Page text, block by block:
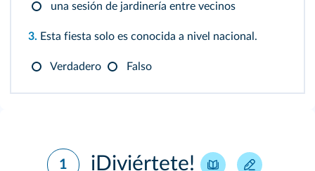
una sesión de jardinería entre vecinos
3. Esta fiesta solo es conocida a nivel nacional.
Verdadero Falso
1 iDiviértete!